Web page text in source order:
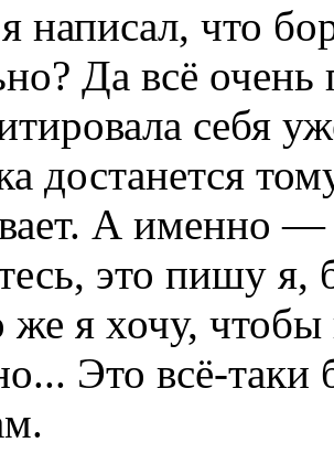
написал, что
Да всё очень
себя
достанется
А именно
это пишу
же я хочу,
Это всё-таки